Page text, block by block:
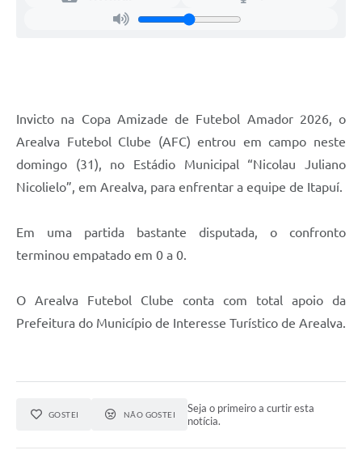
Invicto na Copa Amizade de Futebol Amador 2026, o
Arealva Futebol Clube (AFC) entrou em campo neste
domingo (31), no Estádio Municipal “Nicolau Juliano
Nicolielo”, em Arealva, para enfrentar a equipe de Itapuí.
Em uma partida bastante disputada, o confronto
terminou empatado em 0 a 0.
O Arealva Futebol Clube conta com total apoio da
Prefeitura do Município de Interesse Turístico de Arealva.
GOSTEI NÃO GOSTEI
Seja o primeiro a curtir esta
notícia.